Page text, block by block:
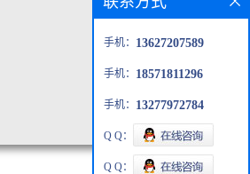
手机： 13627207589
手机： 18571811296
手机： 13277972784
Q Q：
Q Q：